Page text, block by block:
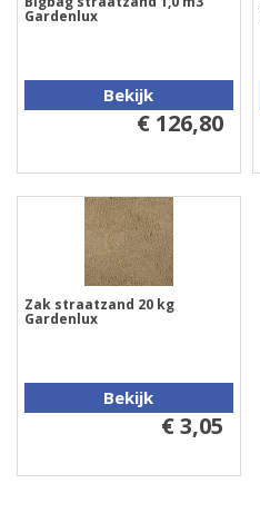
Gardenlux
Bekijk
€ 126,80
Zak straatzand 20 kg
Gardenlux
Bekijk
€ 3,05